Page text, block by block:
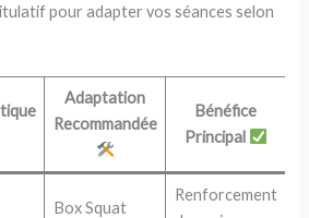
pour adapter vos séances selon
Adaptation
Recommandée
Bénéfice
Principal
Box Squat
Renforcement